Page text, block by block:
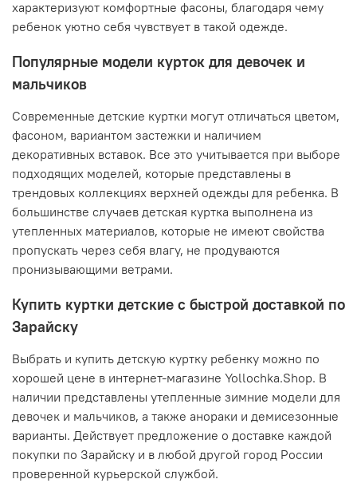
характеризуют комфортные фасоны, благодаря чему
ребенок уютно себя чувствует в такой одежде.
Популярные модели курток для девочек и
мальчиков
Современные детские куртки могут отличаться цветом,
фасоном, вариантом застежки и наличием
декоративных вставок. Все это учитывается при выборе
подходящих моделей, которые представлены в
трендовых коллекциях верхней одежды для ребенка. В
большинстве случаев детская куртка выполнена из
утепленных материалов, которые не имеют свойства
пропускать через себя влагу, не продуваются
пронизывающими ветрами.
Купить куртки детские с быстрой доставкой по
Зарайску
Выбрать и купить детскую куртку ребенку можно по
хорошей цене в интернет-магазине Yollochka.Shop. В
наличии представлены утепленные зимние модели для
девочек и мальчиков, а также анораки и демисезонные
варианты. Действует предложение о доставке каждой
покупки по Зарайску и в любой другой город России
проверенной курьерской службой.